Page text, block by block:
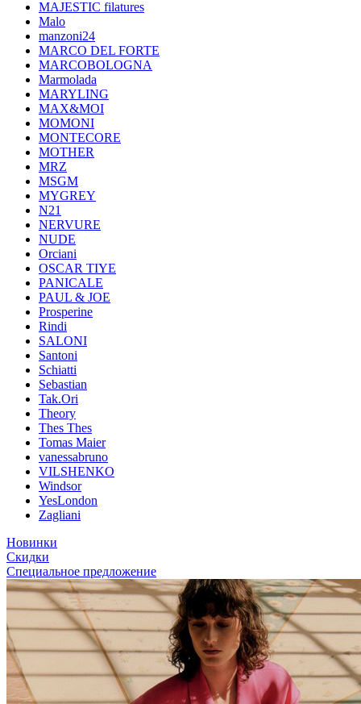
MAJESTIC filatures
Malo
manzoni24
MARCO DEL FORTE
MARCOBOLOGNA
Marmolada
MARYLING
MAX&MOI
MOMONI
MONTECORE
MOTHER
MRZ
MSGM
MYGREY
N21
NERVURE
NUDE
Orciani
OSCAR TIYE
PANICALE
PAUL & JOE
Prosperine
Rindi
SALONI
Santoni
Schiatti
Sebastian
Tak.Ori
Theory
Thes Thes
Tomas Maier
vanessabruno
VILSHENKO
Windsor
YesLondon
Zagliani
Новинки
Скидки
Специальное предложение